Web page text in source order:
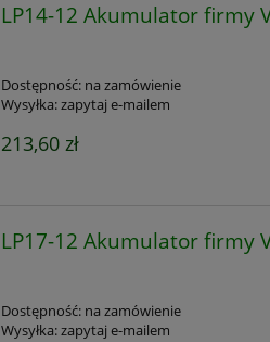
LP14-12 Akumulator firmy
Dostępność: na zamówienie
Wysyłka:zapytaj e-mailem
213,60 zł
LP17-12 Akumulator firmy
Dostępność: na zamówienie
Wysyłka:zapytaj e-mailem